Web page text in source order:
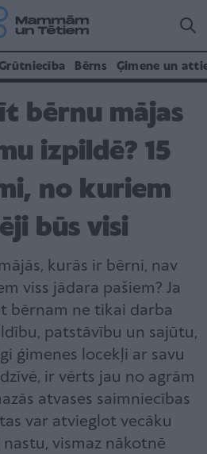
Bērns Ģimene un
bērnu mājas
izpildē? 15
no kuriem
būs visi
kurās ir bērni, nav
viss jādara pašiem? Ja
bērnam ne tikai darba
patstāvību un sajūtu,
ģimenes locekļi ar savu
ir vērts jau no agrām
atvases saimniecības
var atvieglot vecāku
vismaz nākotnē